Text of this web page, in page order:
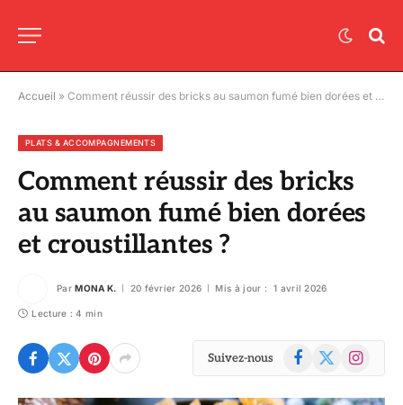
Accueil » Comment réussir des bricks au saumon fumé bien dorées et croustillantes ?
PLATS & ACCOMPAGNEMENTS
Comment réussir des bricks
au saumon fumé bien dorées
et croustillantes ?
Par MONA K. 20 février 2026 Mis à jour : 1 avril 2026
Lecture : 4 min
Suivez-nous Facebook
X
Instagram